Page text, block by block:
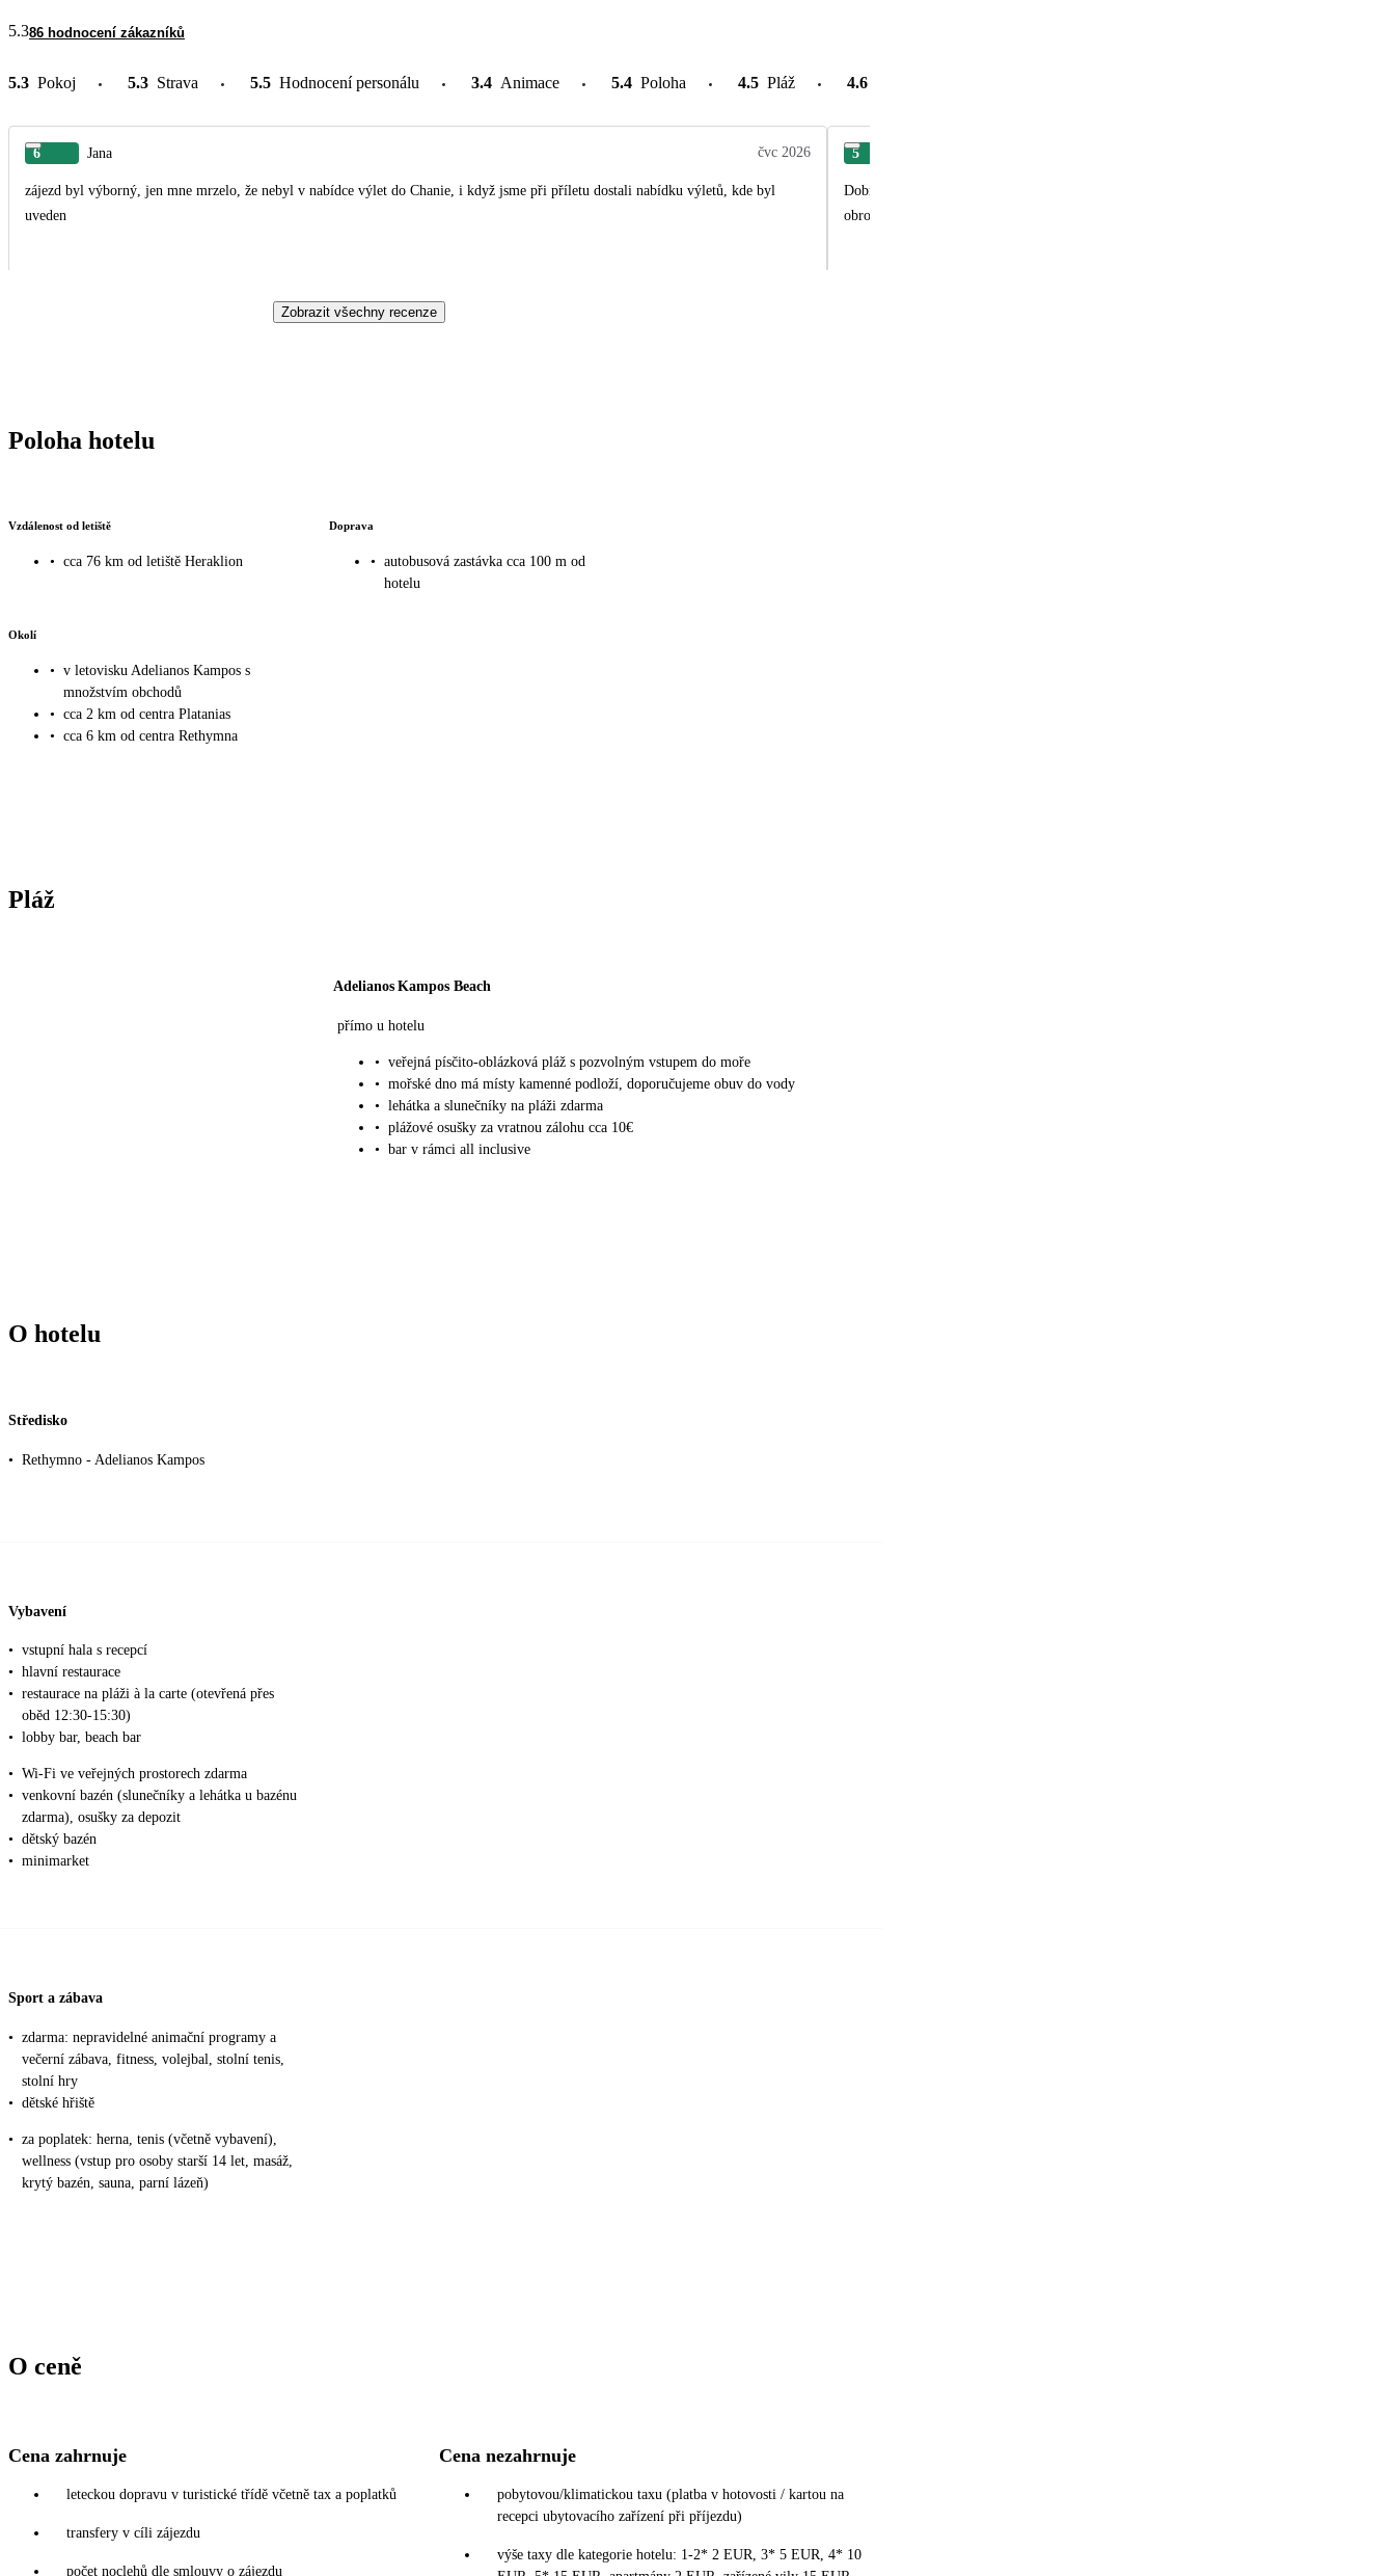
5.386 hodnocení zákazníků
5.3 Pokoj 5.3 Strava 5.5 Hodnocení personálu 3.4 Animace 5.4 Poloha 4.5 Pláž 4.6
6 Jana čvc 2026
zájezd byl výborný, jen mne mrzelo, že nebyl v nabídce výlet do Chanie, i když jsme při příletu dostali nabídku výletů, kde byl
uveden
5
Dobrá poloha v strede krajiny, relatívne blízko k najdôležitejším pamiatkam Dosť úzka pláž
obrovské ploché kamene
Zobrazit všechny recenze
Poloha hotelu
Vzdálenost od letiště
• cca 76 km od letiště Heraklion
Doprava
• autobusová zastávka cca 100 m od
hotelu
Okolí
• v letovisku Adelianos Kampos s
množstvím obchodů
• cca 2 km od centra Platanias
• cca 6 km od centra Rethymna
Pláž
Adelianos Kampos Beach
přímo u hotelu
• veřejná písčito-oblázková pláž s pozvolným vstupem do moře
• mořské dno má místy kamenné podloží, doporučujeme obuv do vody
• lehátka a slunečníky na pláži zdarma
• plážové osušky za vratnou zálohu cca 10€
• bar v rámci all inclusive
O hotelu
Středisko
• Rethymno - Adelianos Kampos
Vybavení
• vstupní hala s recepcí
• hlavní restaurace
• restaurace na pláži à la carte (otevřená přes
oběd 12:30-15:30)
• lobby bar, beach bar
• Wi-Fi ve veřejných prostorech zdarma
• venkovní bazén (slunečníky a lehátka u bazénu
zdarma), osušky za depozit
• dětský bazén
• minimarket
Sport a zábava
• zdarma: nepravidelné animační programy a
večerní zábava, fitness, volejbal, stolní tenis,
stolní hry
• dětské hřiště
• za poplatek: herna, tenis (včetně vybavení),
wellness (vstup pro osoby starší 14 let, masáž,
krytý bazén, sauna, parní lázeň)
O ceně
Cena zahrnuje
leteckou dopravu v turistické třídě včetně tax a poplatků
transfery v cíli zájezdu
počet noclehů dle smlouvy o zájezdu
Cena nezahrnuje
pobytovou/klimatickou taxu (platba v hotovosti / kartou na
recepci ubytovacího zařízení při příjezdu)
výše taxy dle kategorie hotelu: 1-2* 2 EUR, 3* 5 EUR, 4* 10